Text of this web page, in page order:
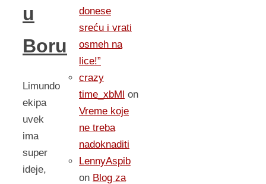
u
Boru
Limundo
ekipa
uvek
ima
super
ideje,
donese
sreću i vrati
osmeh na
lice!”
crazy
time_xbMl on
Vreme koje
ne treba
nadoknaditi
LennyAspib
on Blog za